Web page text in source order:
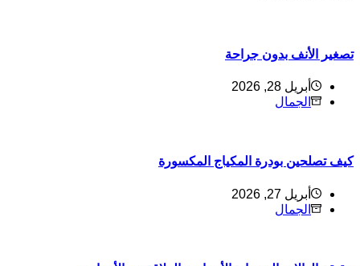
الأنف بدون جراحة
أبريل 28, 2026
الجمال
تصلحين بودرة المكياج المكسورة
أبريل 27, 2026
الجمال